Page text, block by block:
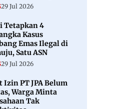
29 Jul 2026
Tetapkan 4
Kasus
Emas Ilegal di
Satu ASN
29 Jul 2026
Izin PT JPA Belum
Warga Minta
Tak